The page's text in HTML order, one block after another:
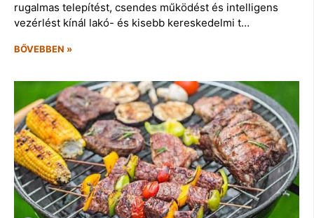
rugalmas telepítést, csendes működést és intelligens
vezérlést kínál lakó- és kisebb kereskedelmi t…
BŐVEBBEN »